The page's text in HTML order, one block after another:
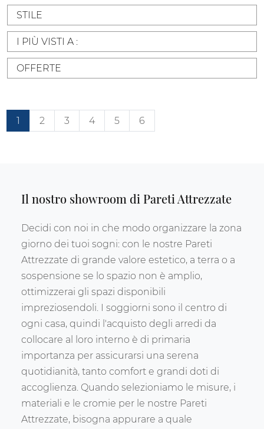
STILE
I PIÙ VISTI A :
OFFERTE
1 2 3 4 5 6
Il nostro showroom di Pareti Attrezzate
Decidi con noi in che modo organizzare la zona
giorno dei tuoi sogni: con le nostre Pareti
Attrezzate di grande valore estetico, a terra o a
sospensione se lo spazio non è amplio,
ottimizzerai gli spazi disponibili
impreziosendoli. I soggiorni sono il centro di
ogni casa, quindi l'acquisto degli arredi da
collocare al loro interno è di primaria
importanza per assicurarsi una serena
quotidianità, tanto comfort e grandi doti di
accoglienza. Quando selezioniamo le misure, i
materiali e le cromie per le nostre Pareti
Attrezzate, bisogna appurare a quale